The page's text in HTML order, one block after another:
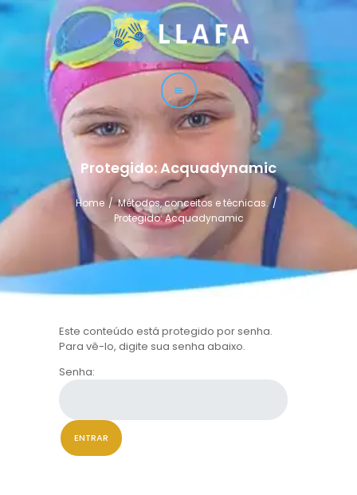
Protegido: Acquadynamic
Home
Métodos, conceitos e técnicas.
Protegido: Acquadynamic
LLAFA
Liga Latinoamericana de Fisioterapia Acuática
LIGA
CURSOS
TÉCNICAS
SERVICIO
CONTACTO
Este conteúdo está protegido por senha.
Para vê-lo, digite sua senha abaixo.
Senha: